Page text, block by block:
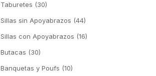
Taburetes (30)
Sillas sin Apoyabrazos (44)
Sillas con Apoyabrazos (16)
Butacas (30)
Banquetas y Poufs (10)